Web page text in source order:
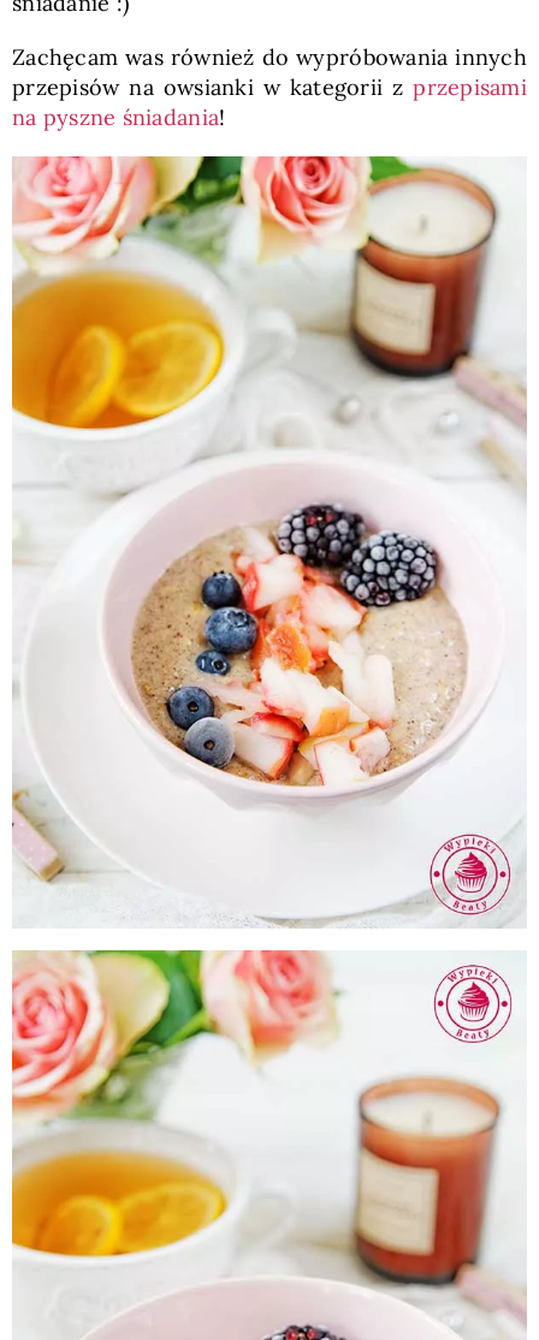
Zachęcam was również do wypróbowania innych
przepisów na owsianki w kategorii zprzepisami
na pyszne śniadania!